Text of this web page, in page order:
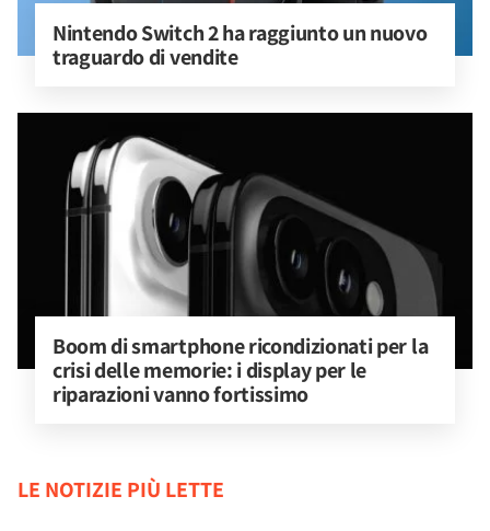
Nintendo Switch 2 ha raggiunto un nuovo
traguardo di vendite
Boom di smartphone ricondizionati per la
crisi delle memorie: i display per le
riparazioni vanno fortissimo
LE NOTIZIE PIÙ LETTE